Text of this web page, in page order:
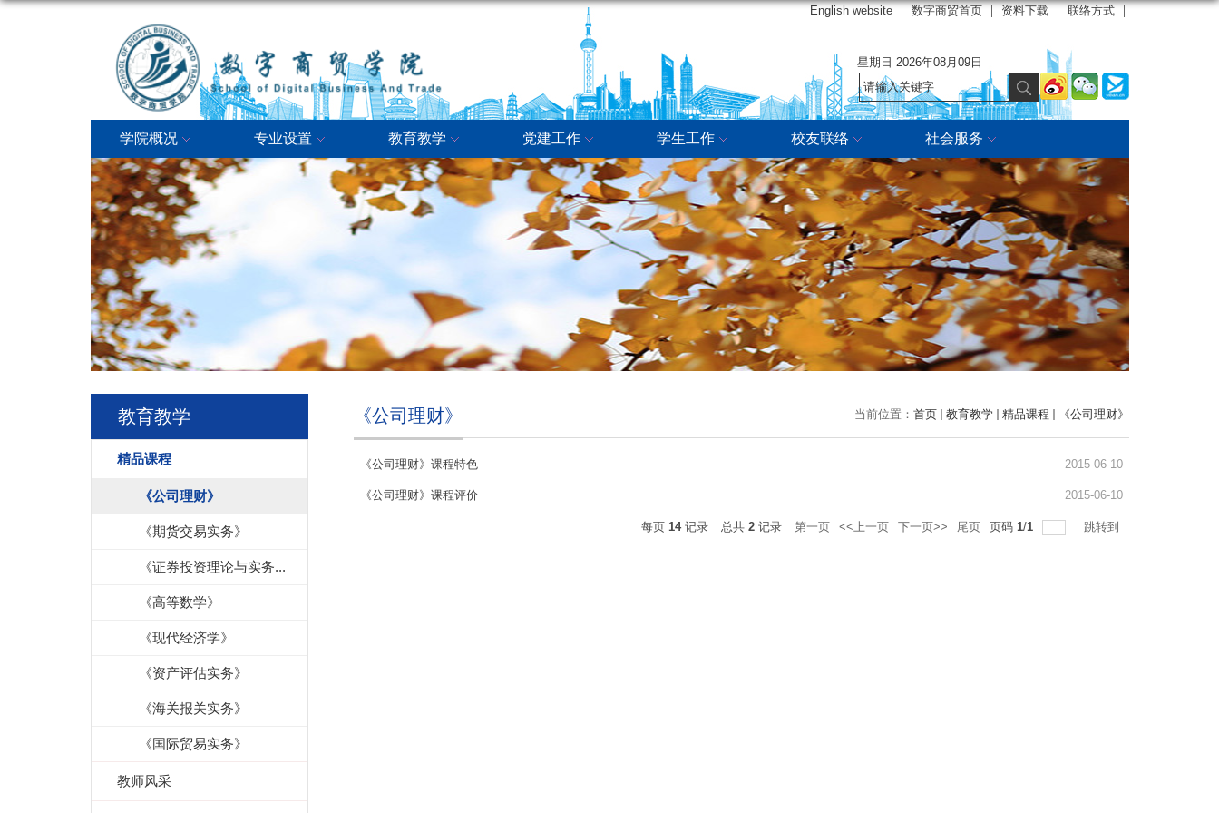
English website 数字商贸首页 资料下载 联络方式
星期日 2026年08月09日
学院概况 专业设置 教育教学 党建工作 学生工作 校友联络 社会服务
教育教学
精品课程
《公司理财》
《期货交易实务》
《证券投资理论与实务...
《高等数学》
《现代经济学》
《资产评估实务》
《海关报关实务》
《国际贸易实务》
教师风采
当前位置： 首页 教育教学 精品课程 《公司理财》
《公司理财》
《公司理财》课程特色 2015-06-10
《公司理财》课程评价 2015-06-10
每页 14记录 总共 2记录 第一页 <<上一页 下一页>> 尾页 页码 1/1 跳转到